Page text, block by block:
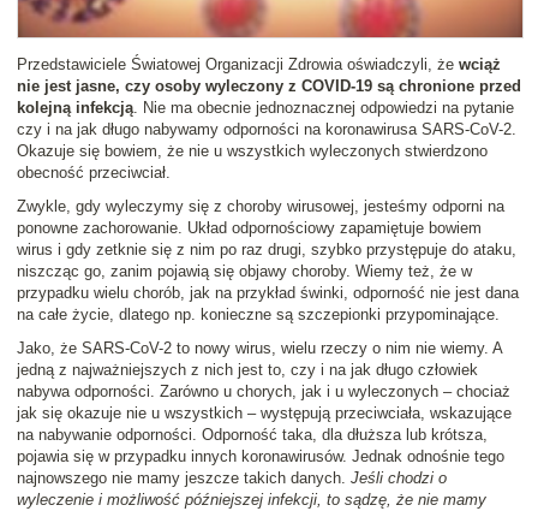
Przedstawiciele Światowej Organizacji Zdrowia oświadczyli, że wciąż
nie jest jasne, czy osoby wyleczony z COVID-19 są chronione przed
kolejną infekcją. Nie ma obecnie jednoznacznej odpowiedzi na pytanie
czy i na jak długo nabywamy odporności na koronawirusa SARS-CoV-2.
Okazuje się bowiem, że nie u wszystkich wyleczonych stwierdzono
obecność przeciwciał.
Zwykle, gdy wyleczymy się z choroby wirusowej, jesteśmy odporni na
ponowne zachorowanie. Układ odpornościowy zapamiętuje bowiem
wirus i gdy zetknie się z nim po raz drugi, szybko przystępuje do ataku,
niszcząc go, zanim pojawią się objawy choroby. Wiemy też, że w
przypadku wielu chorób, jak na przykład świnki, odporność nie jest dana
na całe życie, dlatego np. konieczne są szczepionki przypominające.
Jako, że SARS-CoV-2 to nowy wirus, wielu rzeczy o nim nie wiemy. A
jedną z najważniejszych z nich jest to, czy i na jak długo człowiek
nabywa odporności. Zarówno u chorych, jak i u wyleczonych – chociaż
jak się okazuje nie u wszystkich – występują przeciwciała, wskazujące
na nabywanie odporności. Odporność taka, dla dłuższa lub krótsza,
pojawia się w przypadku innych koronawirusów. Jednak odnośnie tego
najnowszego nie mamy jeszcze takich danych. Jeśli chodzi o
wyleczenie i możliwość późniejszej infekcji, to sądzę, że nie mamy